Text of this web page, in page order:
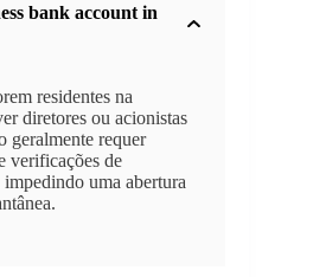
bank account in
residentes na
diretores ou acionistas
geralmente requer
verificações de
uma abertura